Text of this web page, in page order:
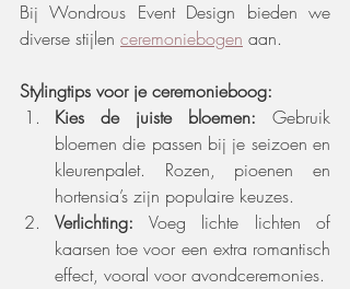
Bij Wondrous Event Design bieden we
diverse stijlen ceremoniebogen aan.
Stylingtips voor je ceremonieboog:
Kies de juiste bloemen: Gebruik
bloemen die passen bij je seizoen en
kleurenpalet. Rozen, pioenen en
hortensia’s zijn populaire keuzes.
Verlichting: Voeg lichte lichten of
kaarsen toe voor een extra romantisch
effect, vooral voor avondceremonies.